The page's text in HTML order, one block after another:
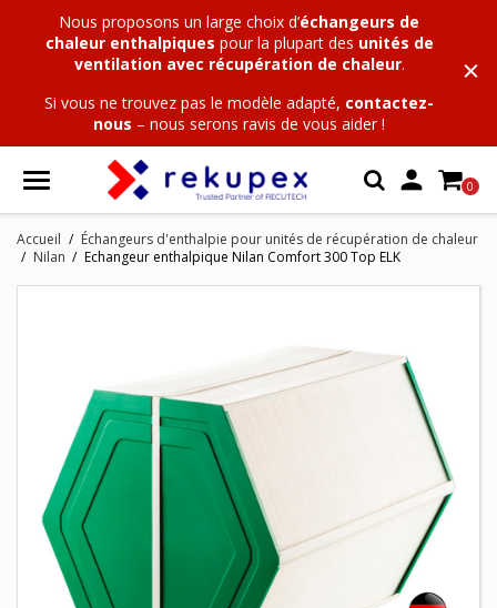
Nous proposons un large choix d’échangeurs de
chaleur enthalpiques pour la plupart des unités de
ventilation avec récupération de chaleur.
Si vous ne trouvez pas le modèle adapté, contactez-
nous – nous serons ravis de vous aider !
 0
Accueil
Échangeurs d'enthalpie pour unités de récupération de chaleur
Nilan
Echangeur enthalpique Nilan Comfort 300 Top ELK